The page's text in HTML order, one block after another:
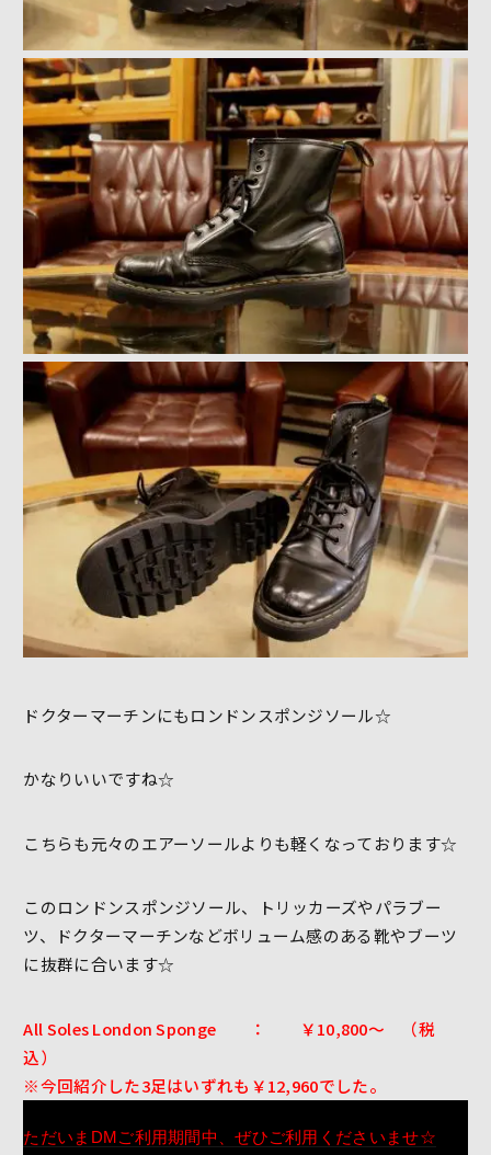
ドクターマーチンにもロンドンスポンジソール☆
かなりいいですね☆
こちらも元々のエアーソールよりも軽くなっております☆
このロンドンスポンジソール、トリッカーズやパラブー
ツ、ドクターマーチンなどボリューム感のある靴やブーツ
に抜群に合います☆
All Soles London Sponge ： ￥10,800～ （税
込）
※今回紹介した3足はいずれも￥12,960でした。
ただいまDMご利用期間中、ぜひご利用くださいませ☆